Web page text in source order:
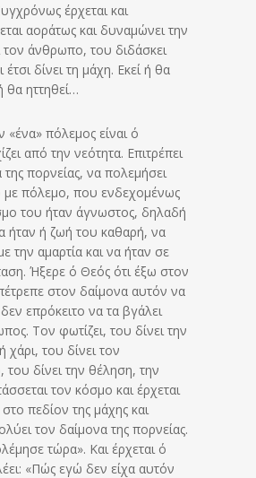
έρχεται και
αοράτως και δυναμώνει την
τον άνθρωπο, του διδάσκει
δίνει τη μάχη. Εκεί ή θα
θα ηττηθεί…
«ένα» πόλεμος είναι ό
από την νεότητα. Επιτρέπει
πορνείας, να πολεμήσει
πόλεμο, που ενδεχομένως
του ήταν άγνωστος, δηλαδή
ήταν ή ζωή του καθαρή, να
την αμαρτία και να ήταν σε
Ήξερε ό Θεός ότι έξω στον
στον δαίμονα αυτόν να
επρόκειτο να τα βγάλει
Τον φωτίζει, του δίνει την
χάρι, του δίνει τον
δίνει την θέληση, την
τον κόσμο και έρχεται
πεδίον της μάχης και
τον δαίμονα της πορνείας.
τώρα». Και έρχεται ό
«Πώς εγώ δεν είχα αυτόν